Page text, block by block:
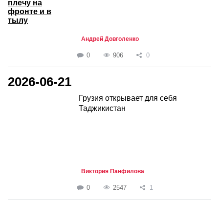
Андрей Довголенко
0 906 0
2026-06-21
Грузия открывает для себя
Таджикистан
Виктория Панфилова
0 2547 1